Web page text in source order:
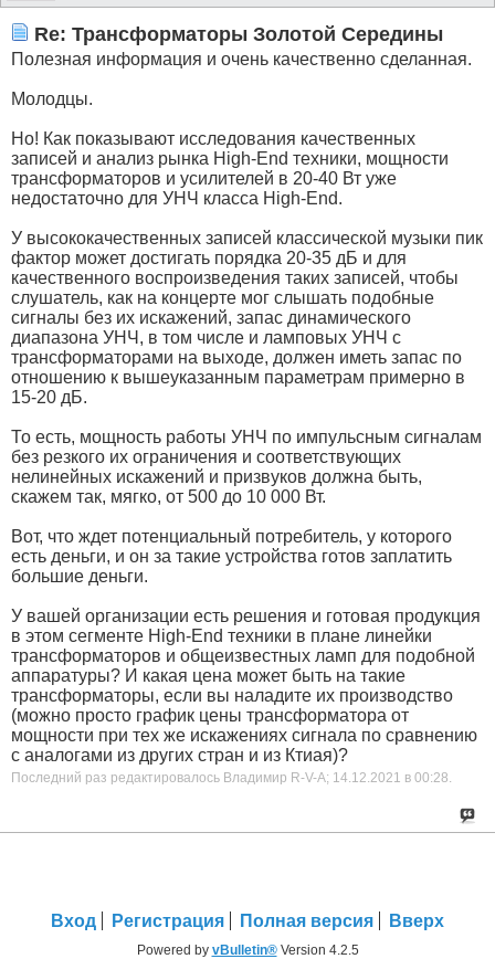
Re: Трансформаторы Золотой Середины
Полезная информация и очень качественно сделанная.
Молодцы.
Но! Как показывают исследования качественных
записей и анализ рынка High-End техники, мощности
трансформаторов и усилителей в 20-40 Вт уже
недостаточно для УНЧ класса High-End.
У высококачественных записей классической музыки пик
фактор может достигать порядка 20-35 дБ и для
качественного воспроизведения таких записей, чтобы
слушатель, как на концерте мог слышать подобные
сигналы без их искажений, запас динамического
диапазона УНЧ, в том числе и ламповых УНЧ с
трансформаторами на выходе, должен иметь запас по
отношению к вышеуказанным параметрам примерно в
15-20 дБ.
То есть, мощность работы УНЧ по импульсным сигналам
без резкого их ограничения и соответствующих
нелинейных искажений и призвуков должна быть,
скажем так, мягко, от 500 до 10 000 Вт.
Вот, что ждет потенциальный потребитель, у которого
есть деньги, и он за такие устройства готов заплатить
большие деньги.
У вашей организации есть решения и готовая продукция
в этом сегменте High-End техники в плане линейки
трансформаторов и общеизвестных ламп для подобной
аппаратуры? И какая цена может быть на такие
трансформаторы, если вы наладите их производство
(можно просто график цены трансформатора от
мощности при тех же искажениях сигнала по сравнению
с аналогами из других стран и из Ктиая)?
Последний раз редактировалось Владимир R-V-A; 14.12.2021 в 00:28
Вход Регистрация Полная версия Вверх
Powered by vBulletin®Version 4.2.5